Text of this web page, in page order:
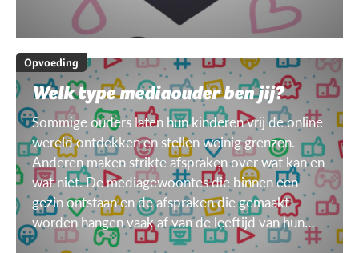
Opvoeding
Welk type mediaouder ben jij?
Sommige ouders laten hun kinderen vrij de online
wereld ontdekken en stellen weinig grenzen.
Anderen maken strikte afspraken over wat kan en
wat niet. De mediagewoontes die binnen een
gezin ontstaan en de afspraken die gemaakt
worden hangen vaak af van de leeftijd van hun
kinderen, van het doel, het toestel, het weer ...